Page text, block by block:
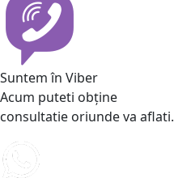
Suntem în Viber
Acum puteti obține
consultatie oriunde va aflati.